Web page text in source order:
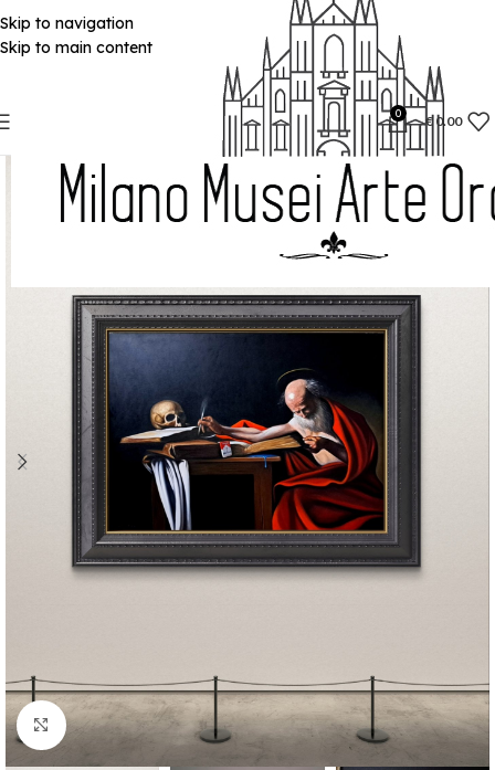
Skip to navigation
Skip to main content
0 € 0.00
Click to enlarge